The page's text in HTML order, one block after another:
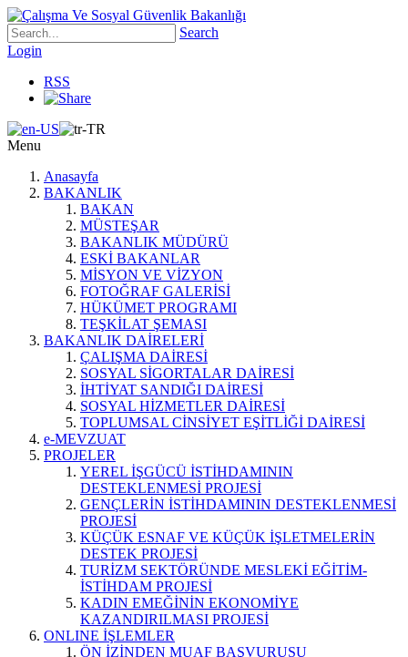
Search
Login
RSS
Menu
Anasayfa
BAKANLIK
BAKAN
MÜSTEŞAR
BAKANLIK MÜDÜRÜ
ESKİ BAKANLAR
MİSYON VE VİZYON
FOTOĞRAF GALERİSİ
HÜKÜMET PROGRAMI
TEŞKİLAT ŞEMASI
BAKANLIK DAİRELERİ
ÇALIŞMA DAİRESİ
SOSYAL SİGORTALAR DAİRESİ
İHTİYAT SANDIĞI DAİRESİ
SOSYAL HİZMETLER DAİRESİ
TOPLUMSAL CİNSİYET EŞİTLİĞİ DAİRESİ
e-MEVZUAT
PROJELER
YEREL İŞGÜCÜ İSTİHDAMININ
DESTEKLENMESİ PROJESİ
GENÇLERİN İSTİHDAMININ DESTEKLENMESİ
PROJESİ
KÜÇÜK ESNAF VE KÜÇÜK İŞLETMELERİN
DESTEK PROJESİ
TURİZM SEKTÖRÜNDE MESLEKİ EĞİTİM-
İSTİHDAM PROJESİ
KADIN EMEĞİNİN EKONOMİYE
KAZANDIRILMASI PROJESİ
ONLINE İŞLEMLER
ÖN İZİNDEN MUAF BAŞVURUSU